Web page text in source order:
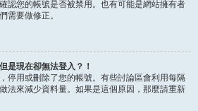
認您的帳號是否被禁用。也有可能是網站擁有者
需要做修正。
是現在卻無法登入？！
停用或刪除了您的帳號。有些討論區會利用每隔
法來減少資料量。如果是這個原因，那麼請重新